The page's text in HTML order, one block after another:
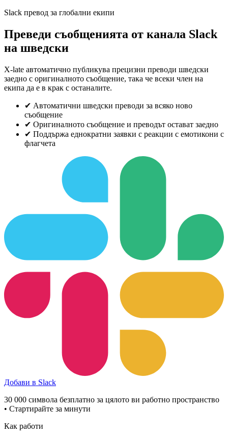
Slack превод за глобални екипи
Преведи съобщенията от канала Slack
на шведски
X-late автоматично публикува прецизни преводи шведски
заедно с оригиналното съобщение, така че всеки член на
екипа да е в крак с останалите.
✔ Автоматични шведски преводи за всяко ново
съобщение
✔ Оригиналното съобщение и преводът остават заедно
✔ Поддържа еднократни заявки с реакции с емотикони с
флагчета
Добави в Slack
30 000 символа безплатно за цялото ви работно пространство
• Стартирайте за минути
Как работи